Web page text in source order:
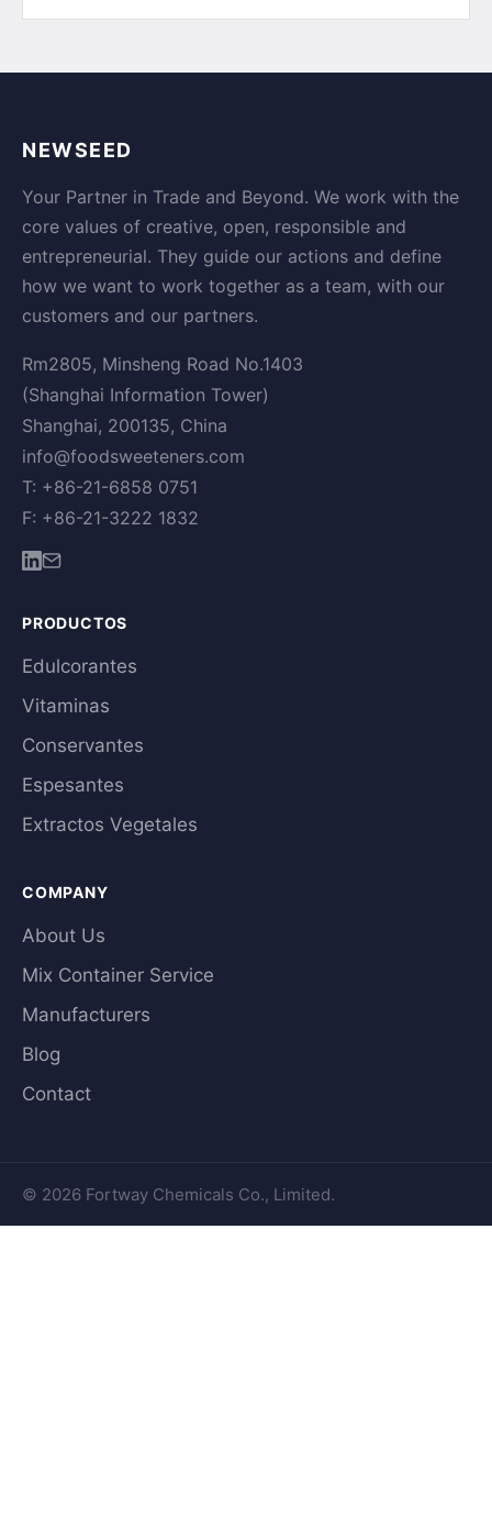
NEWSEED
Your Partner in Trade and Beyond. We work with the
core values of creative, open, responsible and
entrepreneurial. They guide our actions and define
how we want to work together as a team, with our
customers and our partners.
Rm2805, Minsheng Road No.1403
(Shanghai Information Tower)
Shanghai, 200135, China
info@foodsweeteners.com
T: +86-21-6858 0751
F: +86-21-3222 1832
PRODUCTOS
Edulcorantes
Vitaminas
Conservantes
Espesantes
Extractos Vegetales
COMPANY
About Us
Mix Container Service
Manufacturers
Blog
Contact
© 2026 Fortway Chemicals Co., Limited.